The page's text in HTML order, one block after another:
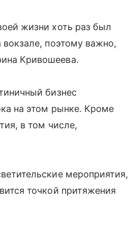
жизни хоть раз был
поэтому важно,
Кривошеева.
бизнес
на этом рынке. Кроме
в том числе,
мероприятия,
точкой притяжения